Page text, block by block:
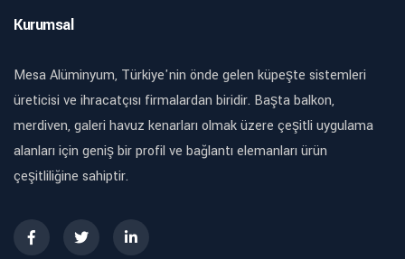
Kurumsal
Mesa Alüminyum, Türkiye'nin önde gelen küpeşte sistemleri
üreticisi ve ihracatçısı firmalardan biridir. Başta balkon,
merdiven, galeri havuz kenarları olmak üzere çeşitli uygulama
alanları için geniş bir profil ve bağlantı elemanları ürün
çeşitliliğine sahiptir.